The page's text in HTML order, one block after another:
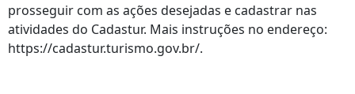
prosseguir com as ações desejadas e cadastrar nas
atividades do Cadastur. Mais instruções no endereço:
https://cadastur.turismo.gov.br/.